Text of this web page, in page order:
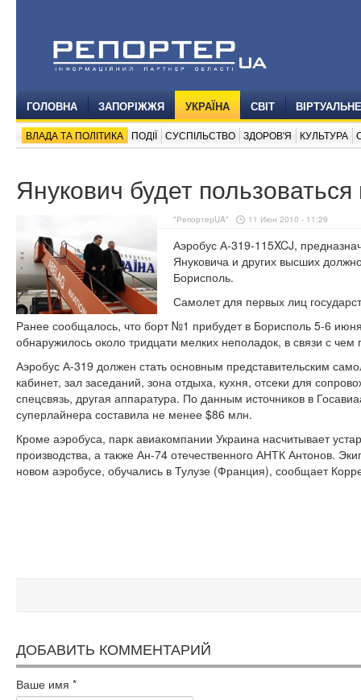
ГОЛОВНА ЗАПОРІЖЖЯ УКРАЇНА СВІТ
ВЛАДА ТА ПОЛІТИКА ПОДІЇ СУСПІЛЬСТВО ЗДОРОВ'Я КУЛЬТУРА
Янукович будет
"РепортерUA" 11 Июн 2010 - 11:29
Аэробус А-319-115XCJ,
Януковича и других высших
Борисполь.
Самолет для первых лиц
Ранее сообщалось, что борт №1 прибудет в Борисполь 5-6
обнаружилось около тридцати мелких неполадок, в связи с
Аэробус А-319 должен стать основным представительским
кабинет, зал заседаний, зона отдыха, кухня, отсеки для
спецсвязь, другая аппаратура. По данным источников в
суперлайнера составила не менее $86 млн.
Кроме аэробуса, парк авиакомпании Украина насчитывает
производства, а также Ан-74 отечественного АНТК Антонов.
новом аэробусе, обучались в Тулузе (Франция), сообщает
ДОБАВИТЬ КОММЕНТАРИЙ
Ваше имя *